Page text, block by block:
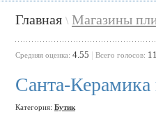
Главная \ Магазины
Cредняя оценка: 4.55 | Всего голосов:
Санта-
Категория: Бутик